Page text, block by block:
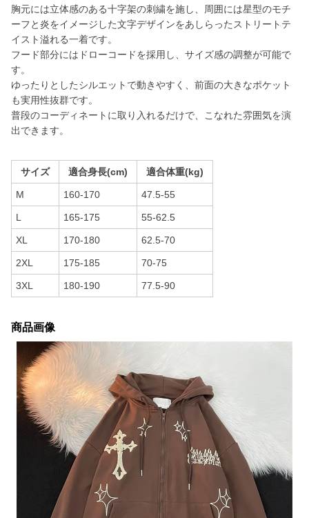
胸元には立体感のある十字架の刺繍を施し、周囲には星型のモチ
ーフと炎をイメージした文字デザインをあしらったストリートテ
イスト溢れる一着です。
フード部分にはドローコードを採用し、サイズ感の調整が可能で
す。
ゆったりとしたシルエットで動きやすく、前面の大きなポケット
も実用性抜群です。
普段のコーディネートに取り入れるだけで、こなれた雰囲気を演
出できます。
サイズ 適合身長(cm) 適合体重(kg)
M 160-170 47.5-55
L 165-175 55-62.5
XL 170-180 62.5-70
2XL 175-185 70-75
3XL 180-190 77.5-90
商品画像